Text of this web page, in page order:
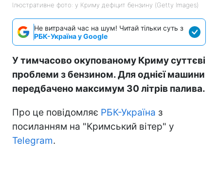
Ілюстративне фото: у Криму дефіцит бензину (Getty Images)
Не витрачай час на шум! Читай тільки суть з
РБК-Україна у Google
У тимчасово окупованому Криму суттєві
проблеми з бензином. Для однієї машини
передбачено максимум 30 літрів палива.
Про це повідомляє РБК-Україна з
посиланням на "Кримський вітер" у
Telegram.